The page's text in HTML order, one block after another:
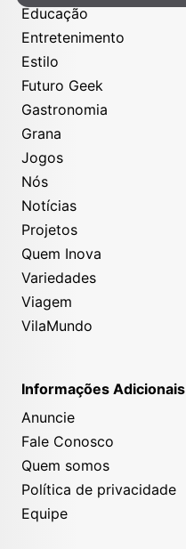
Educação
Entretenimento
Estilo
Futuro Geek
Gastronomia
Grana
Jogos
Nós
Notícias
Projetos
Quem Inova
Variedades
Viagem
VilaMundo
Informações Adicionais
Anuncie
Fale Conosco
Quem somos
Política de privacidade
Equipe